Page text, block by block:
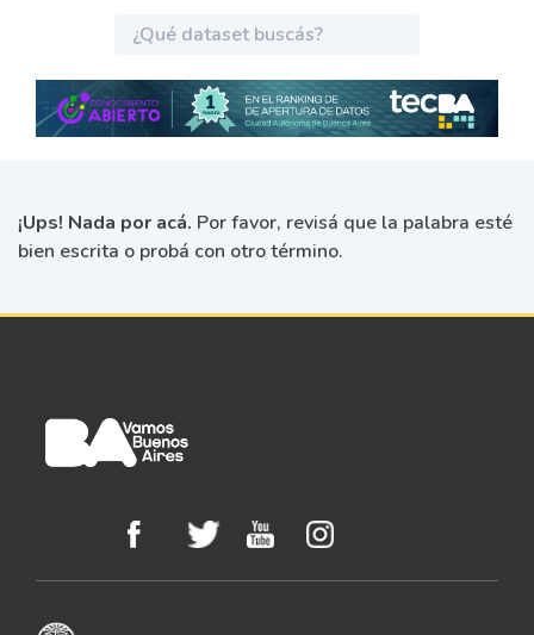
¡Ups! Nada por acá. Por favor, revisá que la palabra esté
bien escrita o probá con otro término.